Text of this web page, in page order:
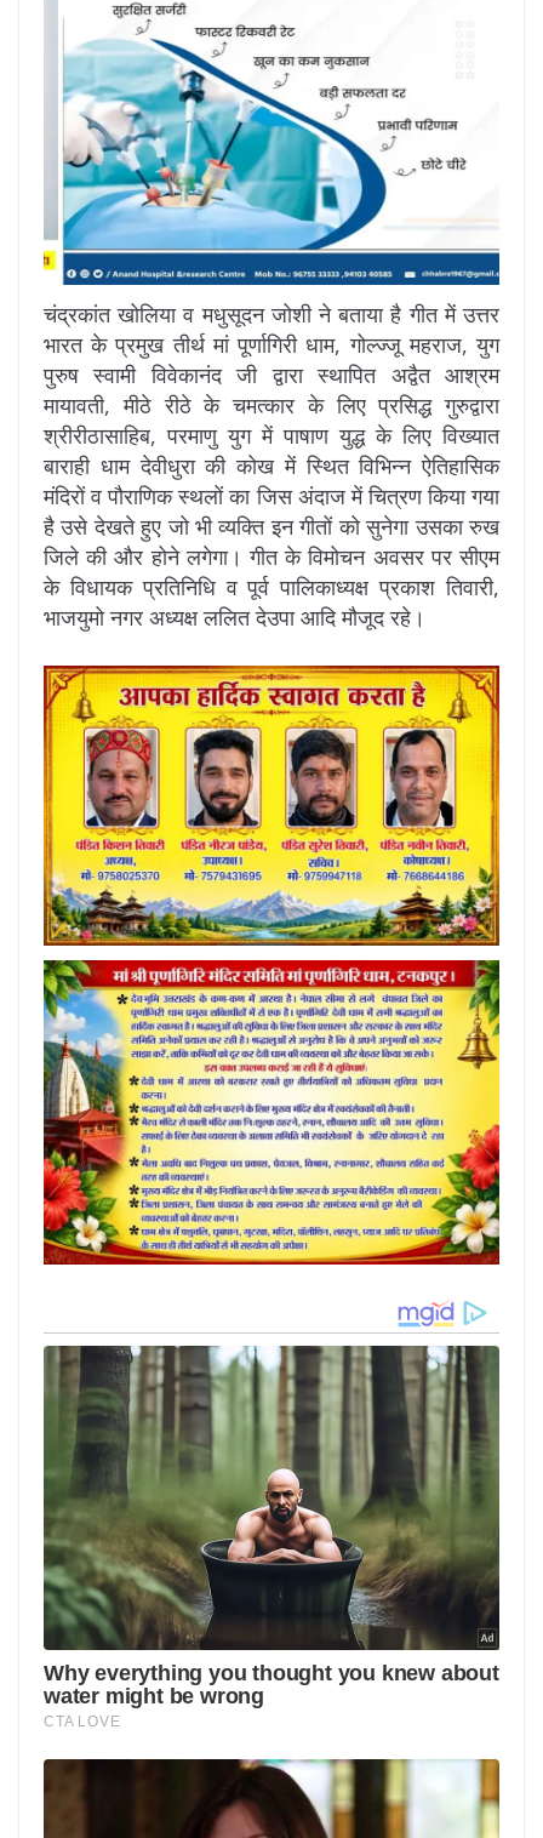
चंद्रकांत खोलिया व मधुसूदन जोशी ने बताया है गीत में उत्तर
भारत के प्रमुख तीर्थ मां पूर्णागिरी धाम, गोल्ज्जू महराज, युग
पुरुष स्वामी विवेकानंद जी द्वारा स्थापित अद्वैत आश्रम
मायावती, मीठे रीठे के चमत्कार के लिए प्रसिद्ध गुरुद्वारा
श्रीरीठासाहिब, परमाणु युग में पाषाण युद्ध के लिए विख्यात
बाराही धाम देवीधुरा की कोख में स्थित विभिन्न ऐतिहासिक
मंदिरों व पौराणिक स्थलों का जिस अंदाज में चित्रण किया गया
है उसे देखते हुए जो भी व्यक्ति इन गीतों को सुनेगा उसका रुख
जिले की और होने लगेगा। गीत के विमोचन अवसर पर सीएम
के विधायक प्रतिनिधि व पूर्व पालिकाध्यक्ष प्रकाश तिवारी,
भाजयुमो नगर अध्यक्ष ललित देउपा आदि मौजूद रहे।